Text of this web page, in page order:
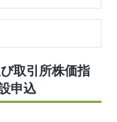
取引所株価指
申込